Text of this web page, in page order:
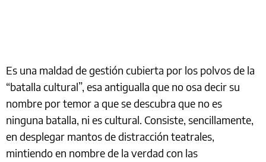
Es una maldad de gestión cubierta por los polvos de la
“batalla cultural”, esa antigualla que no osa decir su
nombre por temor a que se descubra que no es
ninguna batalla, ni es cultural. Consiste, sencillamente,
en desplegar mantos de distracción teatrales,
mintiendo en nombre de la verdad con las